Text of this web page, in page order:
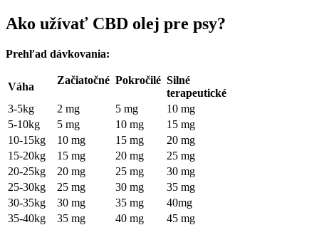
Ako užívať CBD olej pre psy?
Prehľad dávkovania:
Váha
Začiatočné Pokročilé Silné
terapeutické
3-5kg
2 mg 5 mg
10 mg
5-10kg
5 mg 10 mg
15 mg
10-15kg
10 mg 15 mg
20 mg
15-20kg
15 mg 20 mg
25 mg
20-25kg
20 mg 25 mg
30 mg
25-30kg
25 mg 30 mg
35 mg
30-35kg
30 mg 35 mg
40mg
35-40kg
35 mg 40 mg
45 mg